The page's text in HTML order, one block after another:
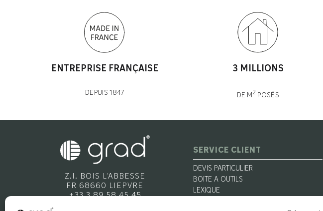
ENTREPRISE FRANÇAISE
DEPUIS 1847
3 MILLIONS
DE M 2 POSÉS
Z.I. BOIS L’ABBESSE
FR 68660 LIEPVRE
+33 3 89 58 45 45
SERVICE CLIENT
DEVIS PARTICULIER
BOITE A OUTILS
LEXIQUE